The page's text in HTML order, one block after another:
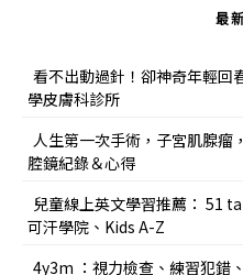
最
看不出動過針！卻神奇年輕回
學皮膚科診所
人生第一次手術，子宮肌腺瘤
腔鏡紀錄＆心得
兒童線上英文學習推薦： 51
可汗學院、Kids A-Z
4y3m ：視力檢查、練習犯錯